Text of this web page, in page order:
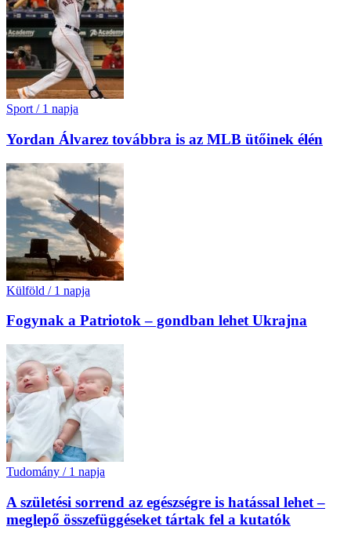
Sport / 1 napja
Yordan Álvarez továbbra is az MLB ütőinek élén
Külföld / 1 napja
Fogynak a Patriotok – gondban lehet Ukrajna
Tudomány / 1 napja
A születési sorrend az egészségre is hatással lehet –
meglepő összefüggéseket tártak fel a kutatók